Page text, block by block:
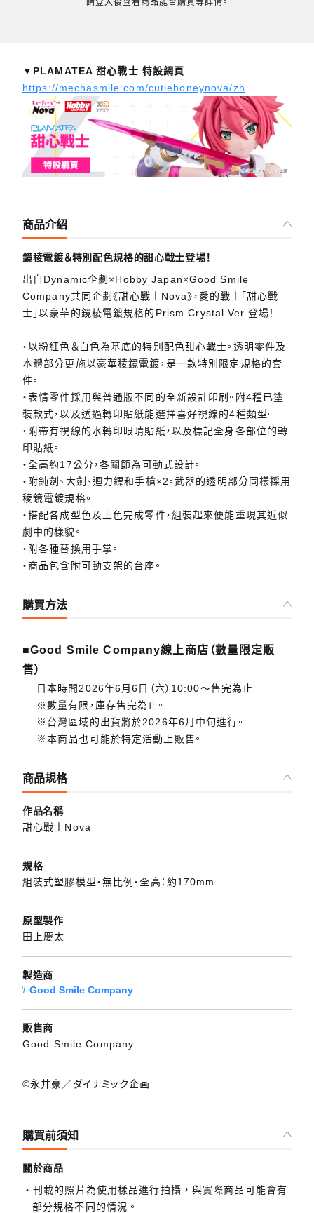
▼PLAMATEA 甜心戰士 特設網頁
https://mechasmile.com/cutiehoneynova/zh
商品介紹
鏡稜電鍍＆特別配色規格的甜心戰士登場！
出自Dynamic企劃×Hobby Japan×Good Smile
Company共同企劃《甜心戰士Nova》，愛的戰士「甜心戰
士」以豪華的鏡稜電鍍規格的Prism Crystal Ver.登場！
・以粉紅色＆白色為基底的特別配色甜心戰士。透明零件及
本體部分更施以豪華稜鏡電鍍，是一款特別限定規格的套
件。
・表情零件採用與普通版不同的全新設計印刷。附4種已塗
裝款式，以及透過轉印貼紙能選擇喜好視線的4種類型。
・附帶有視線的水轉印眼睛貼紙，以及標記全身各部位的轉
印貼紙。
・全高約17公分，各關節為可動式設計。
・附鈍劍、大劍、迴力鏢和手槍×2。武器的透明部分同樣採用
稜鏡電鍍規格。
・搭配各成型色及上色完成零件，組裝起來便能重現其近似
劇中的樣貌。
・附各種替換用手掌。
・商品包含附可動支架的台座。
購買方法
■Good Smile Company線上商店（數量限定販
售）
日本時間2026年6月6日（六）10:00～售完為止
※數量有限，庫存售完為止。
※台灣區域的出貨將於2026年6月中旬進行。
※本商品也可能於特定活動上販售。
商品規格
作品名稱
甜心戰士Nova
規格
組裝式塑膠模型・無比例・全高：約170mm
原型製作
田上慶太
製造商
Good Smile Company
販售商
Good Smile Company
©永井豪／ダイナミック企画
購買前須知
關於商品
刊載的照片為使用樣品進行拍攝，與實際商品可能會有
部分規格不同的情況。